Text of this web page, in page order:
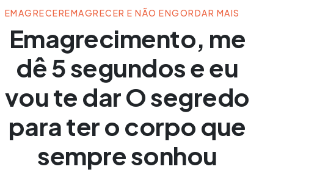
EMAGRECEREMAGRECER E NÃO ENGORDAR MAIS
Emagrecimento, me
dê 5 segundos e eu
vou te dar O segredo
para ter o corpo que
sempre sonhou